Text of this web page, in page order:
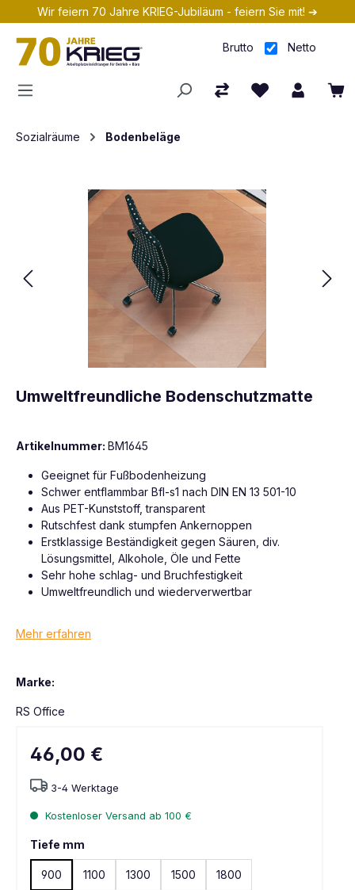
Zum Hauptinhalt springen
Wir feiern 70 Jahre KRIEG-Jubiläum - feiern Sie mit! ➔
Brutto Netto
Sozialräume Bodenbeläge
Umweltfreundliche Bodenschutzmatte
Artikelnummer: BM1645
Geeignet für Fußbodenheizung
Schwer entflammbar Bfl-s1 nach DIN EN 13 501-10
Aus PET-Kunststoff, transparent
Rutschfest dank stumpfen Ankernoppen
Erstklassige Beständigkeit gegen Säuren, div.
Lösungsmittel, Alkohole, Öle und Fette
Sehr hohe schlag- und Bruchfestigkeit
Umweltfreundlich und wiederverwertbar
Mehr erfahren
Marke:
RS Office
46,00 €
3-4 Werktage
Kostenloser Versand ab 100 €
Tiefe mm
900 1100 1300 1500 1800